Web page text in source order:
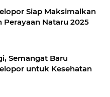
Siap Maksimalkan
Perayaan Nataru 2025
Semangat Baru
untuk Kesehatan